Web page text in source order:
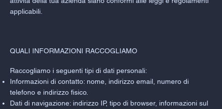
applicabili.
QUALI INFORMAZIONI RACCOGLIAMO
Raccogliamo i seguenti tipi di dati personali:
Informazioni di contatto: nome, indirizzo email, numero di
telefono e indirizzo fisico.
Dati di navigazione: indirizzo IP, tipo di browser, informazioni sul